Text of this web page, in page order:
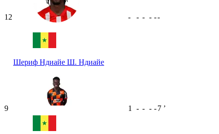
12
Шериф Ндиайе Ш. Ндиайе
- - - - --
9 1 - - - -7 ʼ